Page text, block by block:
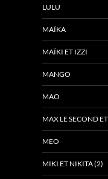
LULU
MAÏKA
MAÏKI ET IZZI
MANGO
MAO
MAX LE SECOND
MEO
MIKI ET NIKITA (2)